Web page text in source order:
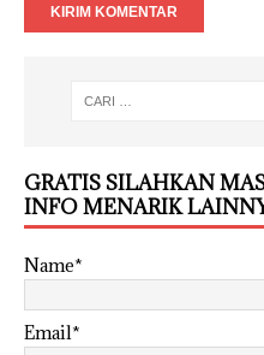
GRATIS SILAHKAN
INFO MENARIK
Name*
Email*